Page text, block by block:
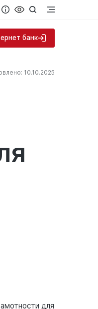
банк
10.10.2025
для